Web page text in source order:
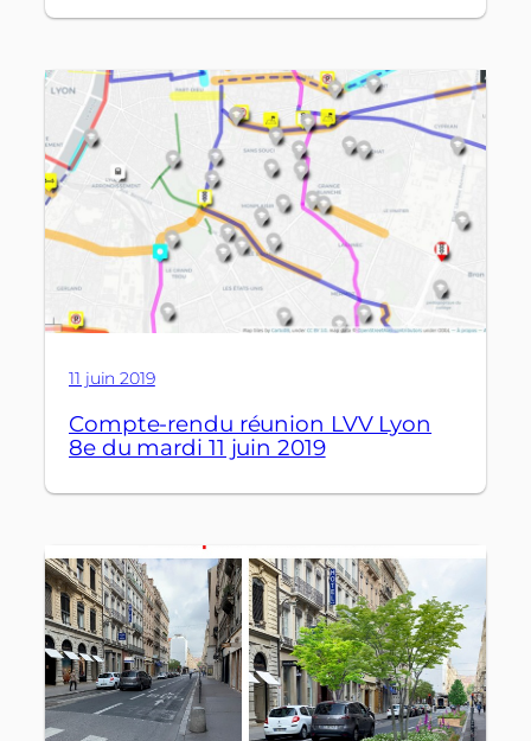
11 juin 2019
Compte-rendu réunion LVV Lyon
8e du mardi 11 juin 2019